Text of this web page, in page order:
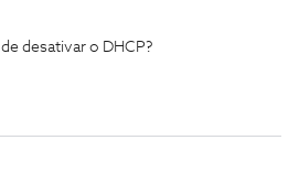
desativar o DHCP?